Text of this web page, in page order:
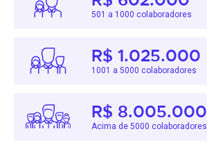
501 a 1000 colaboradores
R$ 1.025.000
1001 a 5000 colaboradores
R$ 8.005.000
Acima de 5000 colaboradores